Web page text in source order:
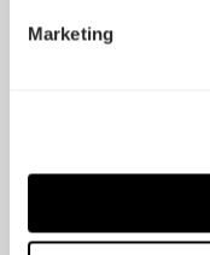
Marketing